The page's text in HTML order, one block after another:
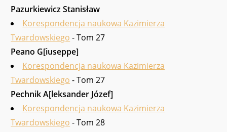
Pazurkiewicz Stanisław
Korespondencja naukowa Kazimierza
Twardowskiego - Tom 27
Peano G[iuseppe]
Korespondencja naukowa Kazimierza
Twardowskiego - Tom 27
Pechnik A[leksander Józef]
Korespondencja naukowa Kazimierza
Twardowskiego - Tom 28